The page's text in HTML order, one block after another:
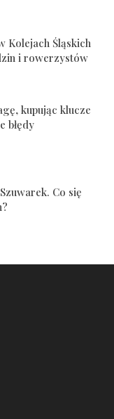
Kolejach Śląskich
i rowerzystów
kupując klucze
błędy
Co się